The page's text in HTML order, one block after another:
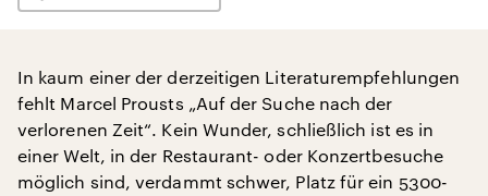
In kaum einer der derzeitigen Literaturempfehlungen
fehlt Marcel Prousts „Auf der Suche nach der
verlorenen Zeit“. Kein Wunder, schließlich ist es in
einer Welt, in der Restaurant- oder Konzertbesuche
möglich sind, verdammt schwer, Platz für ein 5300-